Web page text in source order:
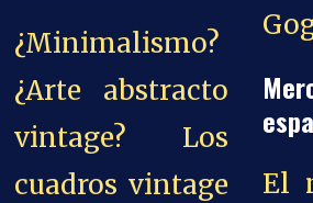
¿Minimalismo?
¿Arte abstracto
vintage? Los
cuadros vintage
El